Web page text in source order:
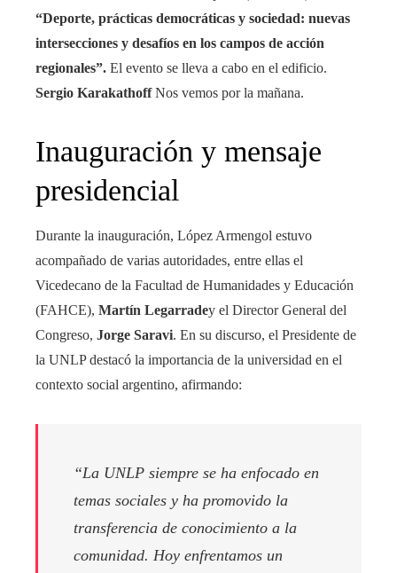
“Deporte, prácticas democráticas y sociedad: nuevas
intersecciones y desafíos en los campos de acción
regionales”. El evento se lleva a cabo en el edificio.
Sergio KarakathoffNos vemos por la mañana.
Inauguración y mensaje
presidencial
Durante la inauguración, López Armengol estuvo
acompañado de varias autoridades, entre ellas el
Vicedecano de la Facultad de Humanidades y Educación
(FAHCE), Martín Legarradey el Director General del
Congreso, Jorge Saravi. En su discurso, el Presidente de
la UNLP destacó la importancia de la universidad en el
contexto social argentino, afirmando:
“La UNLP siempre se ha enfocado en
temas sociales y ha promovido la
transferencia de conocimiento a la
comunidad. Hoy enfrentamos un